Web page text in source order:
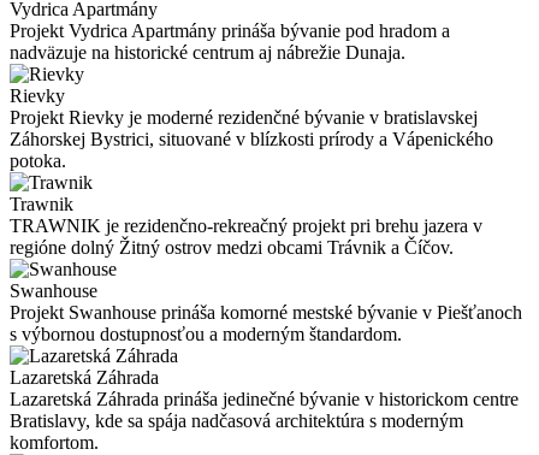
Vydrica Apartmány
Projekt Vydrica Apartmány prináša bývanie pod hradom a
nadväzuje na historické centrum aj nábrežie Dunaja.
Rievky
Projekt Rievky je moderné rezidenčné bývanie v bratislavskej
Záhorskej Bystrici, situované v blízkosti prírody a Vápenického
potoka.
Trawnik
TRAWNIK je rezidenčno-rekreačný projekt pri brehu jazera v
regióne dolný Žitný ostrov medzi obcami Trávnik a Číčov.
Swanhouse
Projekt Swanhouse prináša komorné mestské bývanie v Piešťanoch
s výbornou dostupnosťou a moderným štandardom.
Lazaretská Záhrada
Lazaretská Záhrada prináša jedinečné bývanie v historickom centre
Bratislavy, kde sa spája nadčasová architektúra s moderným
komfortom.